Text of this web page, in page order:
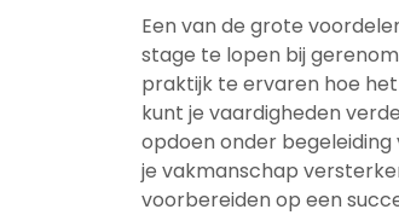
Een van de grote
stage te lopen bij
praktijk te ervaren hoe
kunt je vaardigheden
opdoen onder
je vakmanschap
voorbereiden op een